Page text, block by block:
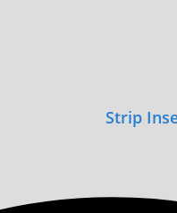
Strip